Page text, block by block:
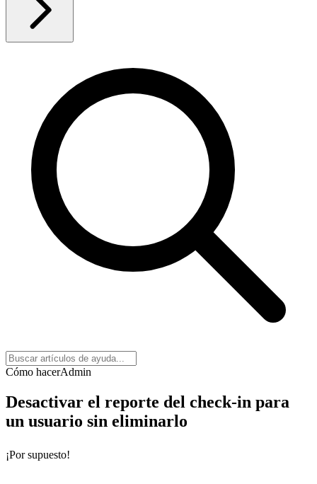
Cómo hacerAdmin
Desactivar el reporte del check-in para
un usuario sin eliminarlo
¡Por supuesto!